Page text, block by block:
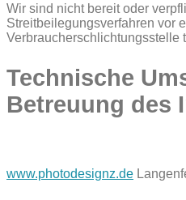
Wir sind nicht bereit oder
Streitbeilegungsverfahren vor
Verbraucherschlichtungsstelle
Technische
Betreuung des
www.photodesignz.de